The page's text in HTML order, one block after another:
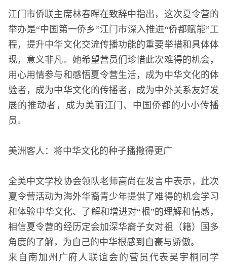
江门市侨联主席林春晖在致辞中指出，这次夏令营的
举办是“中国第一侨乡”江门市深入推进“侨都赋能”工
程，提升中华文化交流传播功能的重要举措和具体体
现，意义非凡。她希望营员们珍惜此次难得的机会，
用心用情参与和感悟夏令营生活，成为中华文化的体
验者，成为中华文化的传播者，成为中外关系友好发
展的推动者，成为美丽江门、中国侨都的小小传播
员。
美洲客人：将中华文化的种子播撒得更广
全美中文学校协会领队老师高尚在发言中表示，此次
夏令营活动为海外华裔青少年提供了难得的机会学习
和体验中华文化、了解和增进对“根”的理解和情感，
相信夏令营的经历定会加深华裔子女对祖（籍）国多
角度的了解，为自己的中华根感到自豪与骄傲。
来自南加州广府人联谊会的营员代表吴宇桐同学